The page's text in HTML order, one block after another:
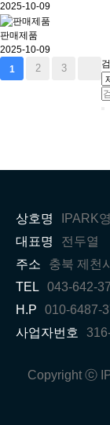
2025-10-09
판매제품
2025-10-09
1
2 3
상호명
IPARK
대표명
전두열
주소
충북 제천
TEL
043-642-
H.P
010-6487-
사업자번호
Copyright ⓒ